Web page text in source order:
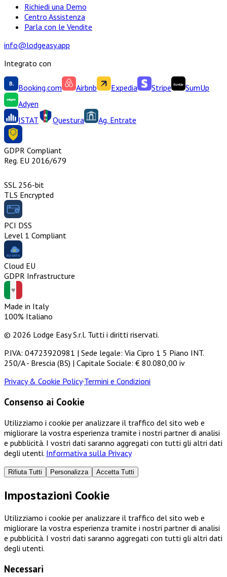
Richiedi una Demo
Centro Assistenza
Parla con le Vendite
info@lodgeasy.app
Integrato con
Booking.com Airbnb Expedia Stripe
SumUp
Adyen
ISTAT
Questura Ag. Entrate
GDPR Compliant
Reg. EU 2016/679
SSL 256-bit
TLS Encrypted
PCI DSS
Level 1 Compliant
Cloud EU
GDPR Infrastructure
Made in Italy
100% Italiano
© 2026 Lodge Easy S.r.l. Tutti i diritti riservati.
P.IVA: 04723920981 | Sede legale: Via Cipro 1 5 Piano INT.
250/A - Brescia (BS) | Capitale Sociale: € 80.080,00 iv
Privacy & Cookie Policy·Termini e Condizioni
Consenso ai Cookie
Utilizziamo i cookie per analizzare il traffico del sito web e
migliorare la vostra esperienza tramite i nostri partner di analisi
e pubblicità. I vostri dati saranno aggregati con tutti gli altri dati
degli utenti. Informativa sulla Privacy
Rifiuta Tutti Personalizza Accetta Tutti
Impostazioni Cookie
Utilizziamo i cookie per analizzare il traffico del sito web e
migliorare la vostra esperienza tramite i nostri partner di analisi
e pubblicità. I vostri dati saranno aggregati con tutti gli altri dati
degli utenti.
Necessari